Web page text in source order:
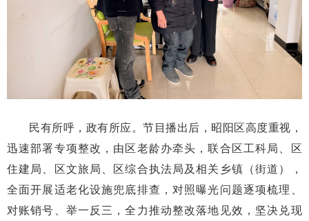
民有所呼，政有所应。节目播出后，昭阳区高度重视，
迅速部署专项整改，由区老龄办牵头，联合区工科局、区
住建局、区文旅局、区综合执法局及相关乡镇（街道），
全面开展适老化设施兜底排查，对照曝光问题逐项梳理、
对账销号、举一反三，全力推动整改落地见效，坚决兑现